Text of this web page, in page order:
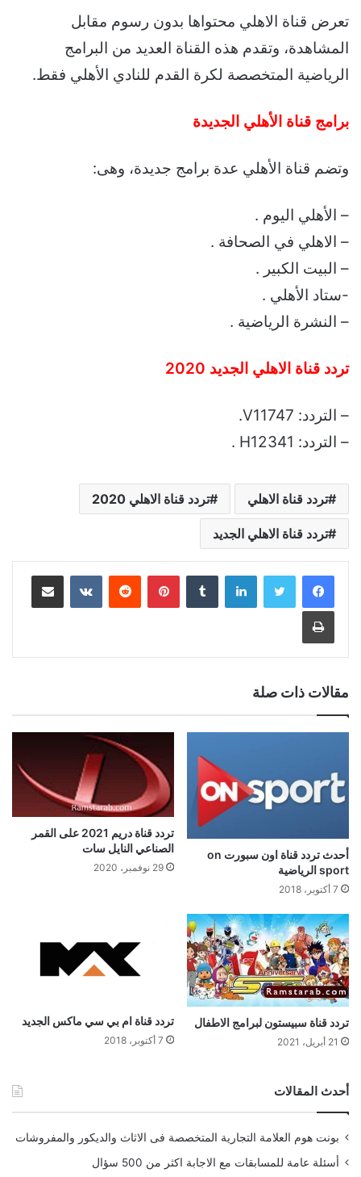
تعرض قناة الاهلي محتواها بدون رسوم مقابل
المشاهدة، وتقدم هذه القناة العديد من البرامج
الرياضية المتخصصة لكرة القدم للنادي الأهلي فقط.
برامج قناة الأهلي الجديدة
وتضم قناة الأهلي عدة برامج جديدة، وهى:
– الأهلي اليوم .
– الاهلي في الصحافة .
– البيت الكبير .
-ستاد الأهلي .
– النشرة الرياضية .
تردد قناة الاهلي الجديد 2020
– التردد: V11747.
– التردد: H12341 .
تردد قناة الاهلي تردد قناة الاهلي 2020
تردد قناة الاهلي الجديد
لينكدإن بينتيريست مشاركة عبر البريد
طباعة
مقالات ذات صلة
أحدث تردد قناة اون سبورت on
sport الرياضية
7 أكتوبر، 2018
تردد قناة دريم 2021 على القمر
الصناعي النايل سات
29 نوفمبر، 2020
تردد قناة سبيستون لبرامج الاطفال
21 أبريل، 2021
تردد قناة ام بي سي ماكس الجديد
7 أكتوبر، 2018
أحدث المقالات
بونت هوم العلامة التجارية المتخصصة فى الاثاث والديكور والمفروشات
أسئلة عامة للمسابقات مع الاجابة اكثر من 500 سؤال